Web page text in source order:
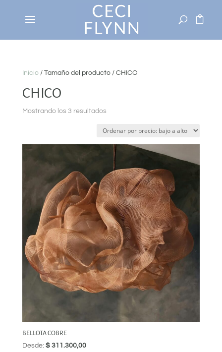
Inicio/ Tamaño del producto / CHICO
CHICO
Mostrando los 3 resultadosOrdenado
precio:
bajo
alto
BELLOTA COBRE
Desde: $311.300,00